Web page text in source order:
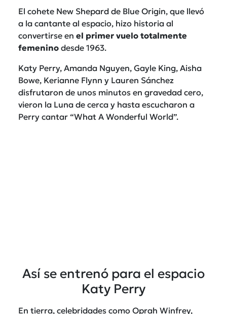
El cohete New Shepard de Blue Origin, que llevó
a la cantante al espacio, hizo historia al
convertirse en el primer vuelo totalmente
femenino desde 1963.
Katy Perry, Amanda Nguyen, Gayle King, Aisha
Bowe, Kerianne Flynn y Lauren Sánchez
disfrutaron de unos minutos en gravedad cero,
vieron la Luna de cerca y hasta escucharon a
Perry cantar “What A Wonderful World”.
Así se entrenó para el espacio
Katy Perry
En tierra, celebridades como Oprah Winfrey,